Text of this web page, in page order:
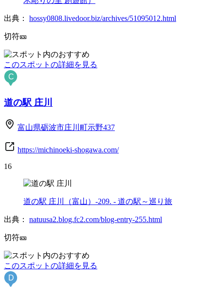
出典： hossy0808.livedoor.biz/archives/51095012.html
切符🎫
このスポットの詳細を見る
C
道の駅 庄川
富山県砺波市庄川町示野437
https://michinoeki-shogawa.com/
16
道の駅 庄川（富山）-209. - 道の駅～巡り旅
出典： natuusa2.blog.fc2.com/blog-entry-255.html
切符🎫
このスポットの詳細を見る
D